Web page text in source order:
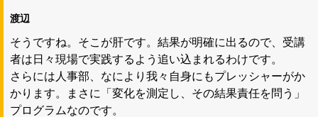
渡辺
そうですね。そこが肝です。結果が明確に出るので、受講
者は日々現場で実践するよう追い込まれるわけです。
さらには人事部、なにより我々自身にもプレッシャーがか
かります。まさに「変化を測定し、その結果責任を問う」
プログラムなのです。